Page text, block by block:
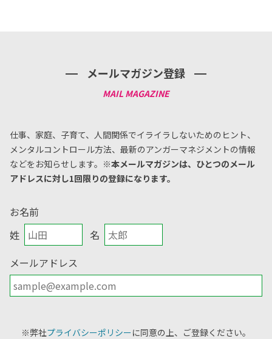
メールマガジン登録
仕事、家庭、子育て、人間関係でイライラしないためのヒント、
メンタルコントロール方法、 最新のアンガーマネジメントの情報
などをお知らせします。 ※本メールマガジンは、ひとつのメール
アドレスに対し1回限りの登録になります。
お名前
姓
名
メールアドレス
※弊社プライバシーポリシーに同意の上、ご登録ください。